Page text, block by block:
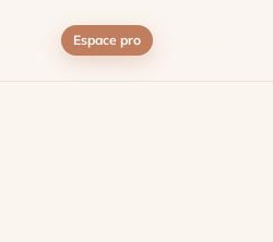
Espace pro